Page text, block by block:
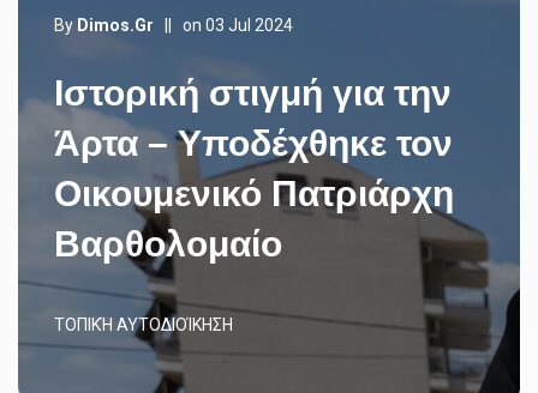
By Dimos.gr on 03 Jul 2024
Ιστορική στιγμή για την
Άρτα – Yποδέχθηκε τον
Οικουμενικό Πατριάρχη
Βαρθολομαίο
ΤΟΠΙΚΉ ΑΥΤΟΔΙΟΊΚΗΣΗ